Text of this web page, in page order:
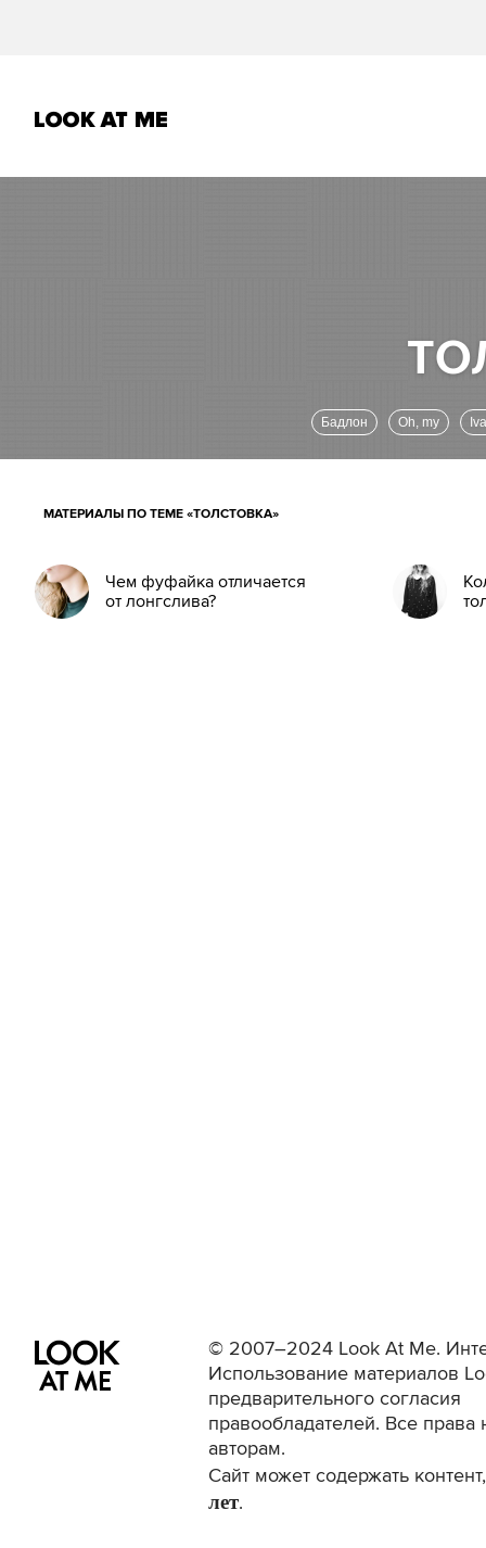
Бадлон Oh, my
МАТЕРИАЛЫ ПО ТЕМЕ «ТОЛСТОВКА»
Чем фуфайка отличается
от лонгслива?
© 2007–2024 Look At Me.
Использование материалов
предварительного согласия
правообладателей. Все права
авторам.
Сайт может содержать
лет.